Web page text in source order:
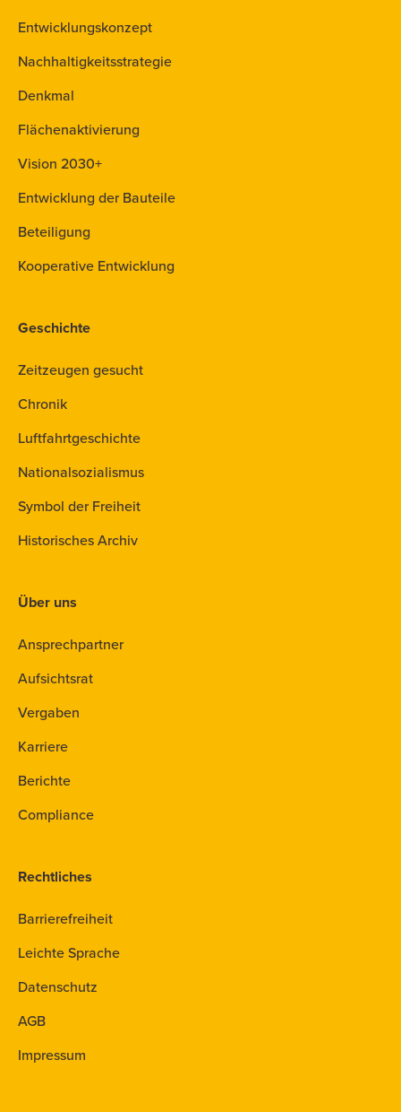
Entwicklungskonzept
Nachhaltigkeitsstrategie
Denkmal
Flächenaktivierung
Vision 2030+
Entwicklung der Bauteile
Beteiligung
Kooperative Entwicklung
Geschichte
Zeitzeugen gesucht
Chronik
Luftfahrtgeschichte
Nationalsozialismus
Symbol der Freiheit
Historisches Archiv
Über uns
Ansprechpartner
Aufsichtsrat
Vergaben
Karriere
Berichte
Compliance
Rechtliches
Barrierefreiheit
Leichte Sprache
Datenschutz
AGB
Impressum